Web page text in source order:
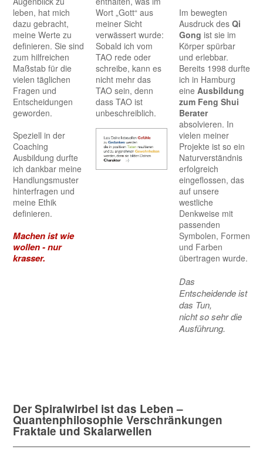
leben, hat mich
dazu gebracht,
meine Werte zu
definieren. Sie sind
zum hilfreichen
Maßstab für die
vielen täglichen
Fragen und
Entscheidungen
geworden.
Speziell in der
Coaching
Ausbildung durfte
ich dankbar meine
Handlungsmuster
hinterfragen und
meine Ethik
definieren.
Machen ist wie
wollen - nur
krasser.
Wort „Gott“ aus
meiner Sicht
verwässert wurde:
Sobald ich vom
TAO rede oder
schreibe, kann es
nicht mehr das
TAO sein, denn
dass TAO ist
unbeschreiblich.
Im bewegten
Ausdruck desQi
Gong ist sie im
Körper spürbar
und erlebbar.
Bereits 1998 durfte
ich in Hamburg
eine Ausbildung
zum Feng Shui
Berater
absolvieren. In
vielen meiner
Projekte ist so ein
Naturverständnis
erfolgreich
eingeflossen, das
auf unsere
westliche
Denkweise mit
passenden
Symbolen, Formen
und Farben
übertragen wurde.
Das
Entscheidende ist
das Tun,
nicht so sehr die
Ausführung.
Der Spiralwirbel ist das Leben –
Quantenphilosophie Verschränkungen
Fraktale und Skalarwellen